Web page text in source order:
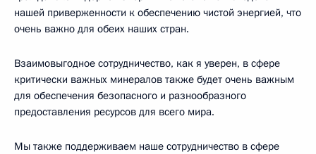
нашей приверженности к обеспечению чистой энергией, что
очень важно для обеих наших стран.
Взаимовыгодное сотрудничество, как я уверен, в сфере
критически важных минералов также будет очень важным
для обеспечения безопасного и разнообразного
предоставления ресурсов для всего мира.
Мы также поддерживаем наше сотрудничество в сфере